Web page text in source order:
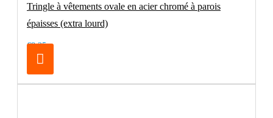
Tringle à vêtements ovale en acier chromé à parois
épaisses (extra lourd)
€8.25